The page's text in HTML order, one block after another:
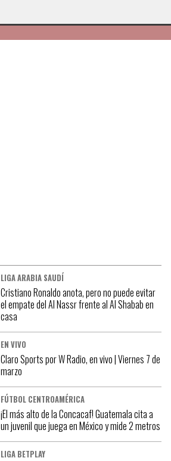
LIGA ARABIA SAUDÍ
Cristiano Ronaldo anota, pero no puede evitar
el empate del Al Nassr frente al Al Shabab en
casa
EN VIVO
Claro Sports por W Radio, en vivo | Viernes 7 de
marzo
FÚTBOL CENTROAMÉRICA
¡El más alto de la Concacaf! Guatemala cita a
un juvenil que juega en México y mide 2 metros
LIGA BETPLAY